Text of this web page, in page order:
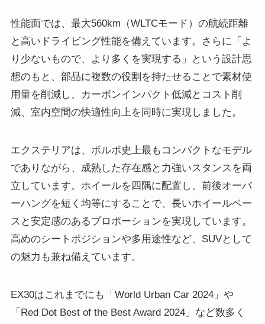
性能面では、最大560km（WLTCモード）の航続距離
と高いドライビング性能を備えています。さらに「よ
り少ないもので、より多くを実現する」という設計思
想のもと、部品に複数の役割を持たせることで素材使
用量を削減し、カーボンインパクト低減とコスト削
減、室内空間の快適性向上を同時に実現しました。
エクステリアは、ボルボ史上最もコンパクトなモデル
でありながら、成熟した存在感と力強いスタンスを両
立しています。ホイールを四隅に配置し、前後オーバ
ーハングを短く均等にすることで、長いホイールベー
スと安定感のあるプロポーションを実現しています。
高めのシートポジションや多用途性など、SUVとして
の魅力も兼ね備えています。
EX30はこれまでにも「World Urban Car 2024」や
「Red Dot Best of the Best Award 2024」など数多く